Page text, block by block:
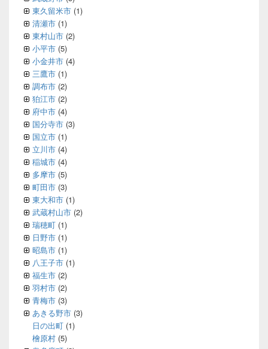
東久留米市 (1)
清瀬市 (1)
東村山市 (2)
小平市 (5)
小金井市 (4)
三鷹市 (1)
調布市 (2)
狛江市 (2)
府中市 (4)
国分寺市 (3)
国立市 (1)
立川市 (4)
稲城市 (4)
多摩市 (5)
町田市 (3)
東大和市 (1)
武蔵村山市 (2)
瑞穂町 (1)
日野市 (1)
昭島市 (1)
八王子市 (1)
福生市 (2)
羽村市 (2)
青梅市 (3)
あきる野市 (3)
日の出町 (1)
檜原村 (5)